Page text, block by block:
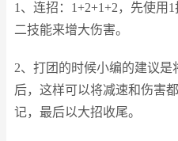
1、连招：1+2+1+2，先使用
二技能来增大伤害。
2、打团的时候小编的建议
后，这样可以将减速和伤害
记，最后以大招收尾。